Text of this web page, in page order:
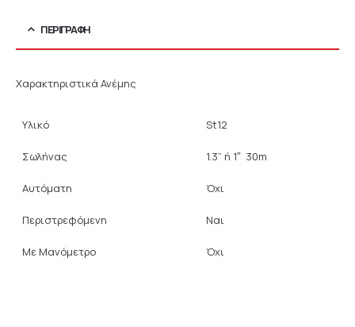
ΠΕΡΙΓΡΑΦΉ
Χαρακτηριστικά Ανέμης
Υλικό St12
Σωλήνας 1.3” ή 1″ 30m
Αυτόματη Όχι
Περιστρεφόμενη Ναι
Με Μανόμετρο Όχι